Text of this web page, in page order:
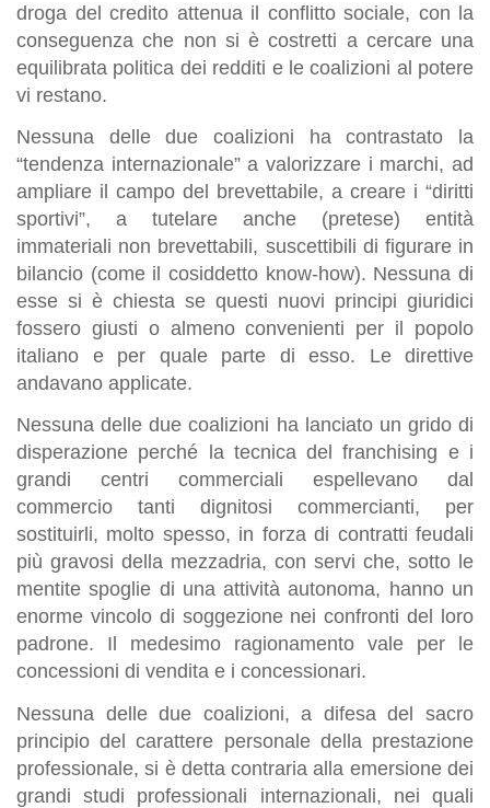
droga del credito attenua il conflitto sociale, con la
conseguenza che non si è costretti a cercare una
equilibrata politica dei redditi e le coalizioni al potere
vi restano.
Nessuna delle due coalizioni ha contrastato la
“tendenza internazionale” a valorizzare i marchi, ad
ampliare il campo del brevettabile, a creare i “diritti
sportivi”, a tutelare anche (pretese) entità
immateriali non brevettabili, suscettibili di figurare in
bilancio (come il cosiddetto know-how). Nessuna di
esse si è chiesta se questi nuovi principi giuridici
fossero giusti o almeno convenienti per il popolo
italiano e per quale parte di esso. Le direttive
andavano applicate.
Nessuna delle due coalizioni ha lanciato un grido di
disperazione perché la tecnica del franchising e i
grandi centri commerciali espellevano dal
commercio tanti dignitosi commercianti, per
sostituirli, molto spesso, in forza di contratti feudali
più gravosi della mezzadria, con servi che, sotto le
mentite spoglie di una attività autonoma, hanno un
enorme vincolo di soggezione nei confronti del loro
padrone. Il medesimo ragionamento vale per le
concessioni di vendita e i concessionari.
Nessuna delle due coalizioni, a difesa del sacro
principio del carattere personale della prestazione
professionale, si è detta contraria alla emersione dei
grandi studi professionali internazionali, nei quali